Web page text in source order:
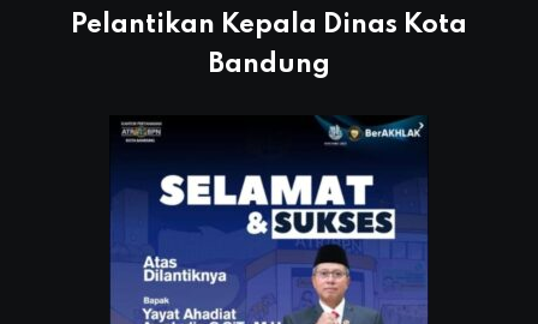
Pelantikan Kepala Dinas Kota
Bandung